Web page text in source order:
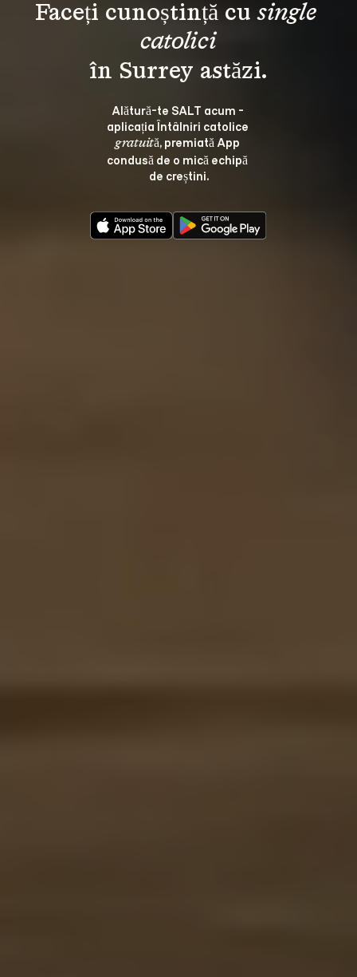
Faceți cunoștință cu single
catolici
Alătură-te SALT acum -
aplicația Întâlniri catolice
gratuită, premiată App
condusă de o mică echipă
de creștini.